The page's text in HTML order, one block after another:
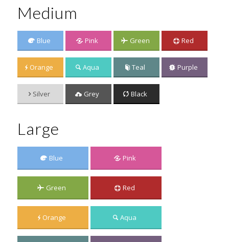
Medium
Blue Pink Green Red
Orange Aqua Teal Purple
Silver Grey Black
Large
Blue Pink
Green Red
Orange Aqua